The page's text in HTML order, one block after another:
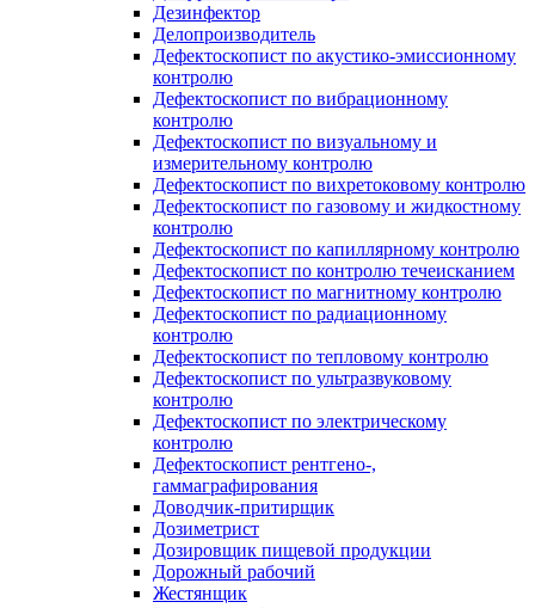
Дезинфектор
Делопроизводитель
Дефектоскопист по акустико-эмиссионному
контролю
Дефектоскопист по вибрационному
контролю
Дефектоскопист по визуальному и
измерительному контролю
Дефектоскопист по вихретоковому контролю
Дефектоскопист по газовому и жидкостному
контролю
Дефектоскопист по капиллярному контролю
Дефектоскопист по контролю течеисканием
Дефектоскопист по магнитному контролю
Дефектоскопист по радиационному
контролю
Дефектоскопист по тепловому контролю
Дефектоскопист по ультразвуковому
контролю
Дефектоскопист по электрическому
контролю
Дефектоскопист рентгено-,
гаммаграфирования
Доводчик-притирщик
Дозиметрист
Дозировщик пищевой продукции
Дорожный рабочий
Жестянщик